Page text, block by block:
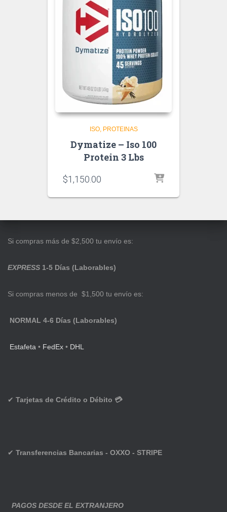
ISO PROTEINAS
Dymatize – Iso 100
Protein 3 Lbs
$1,150.00
Si compras más de $2,500 tu envío es:
EXPRESS 1-5 Días (Laborables)
Si compras menos de $1,500 tu envío es:
NORMAL 4-6 Días (Laborables)
Estafeta • FedEx • DHL
✔ Tarjetas de Crédito o Débito 💳
✔ Transferencias Bancarias - OXXO - STRIPE
PAGOS DESDE EL EXTRANJERO